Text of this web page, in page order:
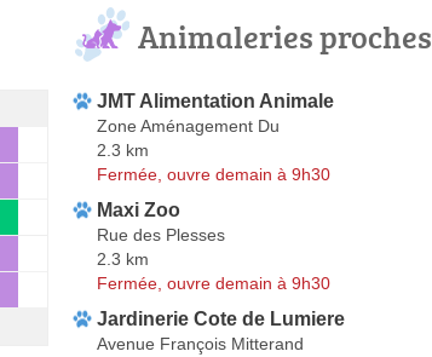
Animaleries proches
JMT Alimentation Animale
Zone Aménagement Du
2.3 km
Fermée, ouvre demain à 9h30
Maxi Zoo
Rue des Plesses
2.3 km
Fermée, ouvre demain à 9h30
Jardinerie Cote de Lumiere
Avenue François Mitterand